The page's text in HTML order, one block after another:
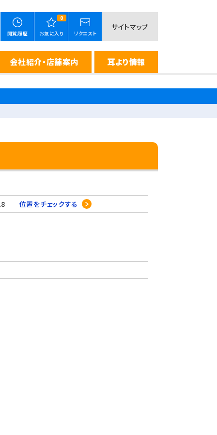
閲覧履歴
0
お気に入り リクエスト
サイトマップ
会社紹介・店舗案内 耳より情報
28 位置をチェックする